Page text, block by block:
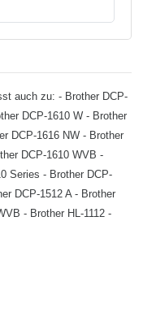
auch zu: - Brother DCP-
DCP-1610 W - Brother
DCP-1616 NW - Brother
DCP-1610 WVB -
Series - Brother DCP-
DCP-1512 A - Brother
- Brother HL-1112 -